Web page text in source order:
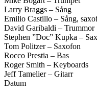
Larry Braggs – Sång
Emilio Castillo – Sång,
David Garibaldi – Trummor
Stephen ”Doc” Kupka –
Tom Politzer – Saxofon
Rocco Prestia – Bas
Roger Smith – Keyboards
Jeff Tamelier – Gitarr
Datum